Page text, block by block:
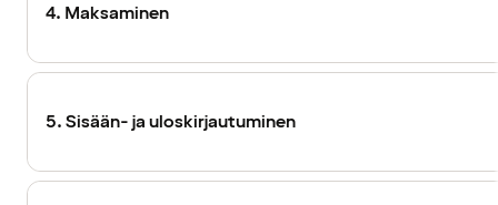
4. Maksaminen
5. Sisään- ja uloskirjautuminen